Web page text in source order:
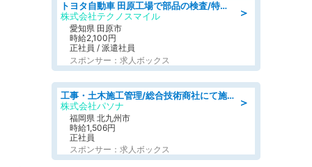
＞
トヨタ自動車 田原工場で部品の検査/特典168万/tutumi
株式会社テクノスマイル
愛知県 田原市
時給2,100円
正社員 / 派遣社員
スポンサー：求人ボックス
＞
工事・土木施工管理/総合技術商社にて施工管理のお仕事/即日勤務可/車通勤可/工事・土木施工管理/生産・品質管理
株式会社パソナ
福岡県 北九州市
時給1,506円
正社員
スポンサー：求人ボックス